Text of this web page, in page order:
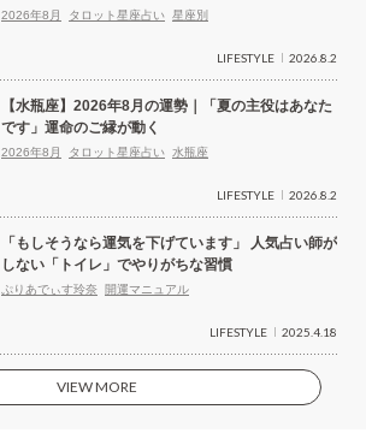
2026年8月 タロット星座占い 星座別
LIFESTYLE 2026.8.2
【水瓶座】2026年8月の運勢｜「夏の主役はあなた
です」運命のご縁が動く
2026年8月 タロット星座占い 水瓶座
LIFESTYLE 2026.8.2
「もしそうなら運気を下げています」 人気占い師が
しない「トイレ」でやりがちな習慣
ぷりあでぃす玲奈 開運マニュアル
LIFESTYLE 2025.4.18
VIEW MORE